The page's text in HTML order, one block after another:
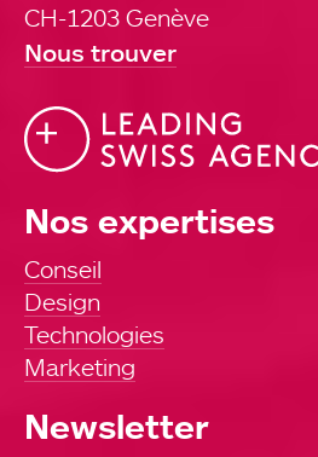
CH-1203 Genève
Nous trouver
Nos expertises
Conseil
Design
Technologies
Marketing
Newsletter